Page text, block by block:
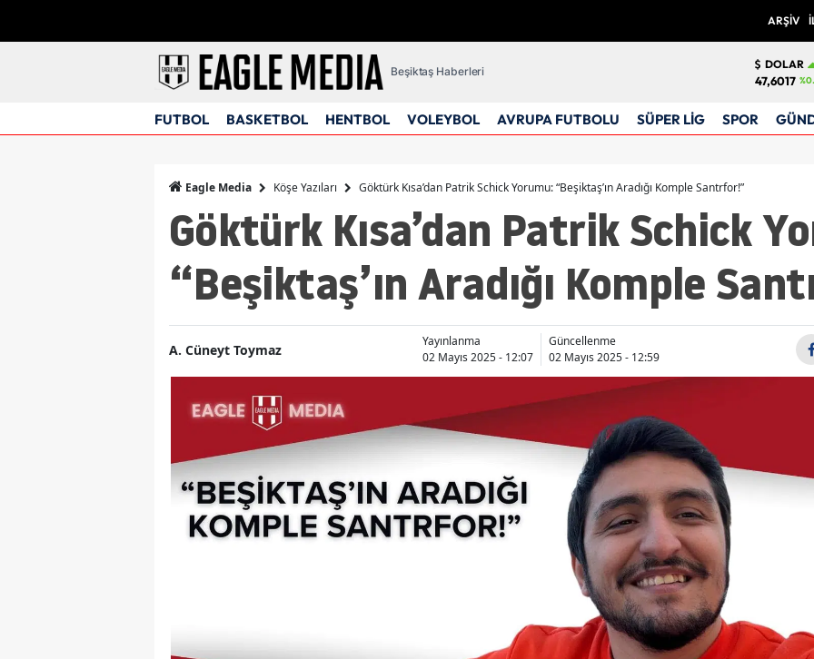
ARŞİV
Beşiktaş Haberleri
DOLAR
47,6017
FUTBOL BASKETBOL HENTBOL VOLEYBOL AVRUPA FUTBOLU SÜPER LİG SPOR
Eagle Media Köşe Yazıları Göktürk Kısa’dan Patrik Schick Yorumu: “Beşiktaş’ın Aradığı Komple Santrfor!”
Göktürk Kısa’dan Patrik Schick
“Beşiktaş’ın Aradığı Komple
A. Cüneyt Toymaz
Yayınlanma
02 Mayıs 2025 - 12:07
Güncellenme
02 Mayıs 2025 - 12:59